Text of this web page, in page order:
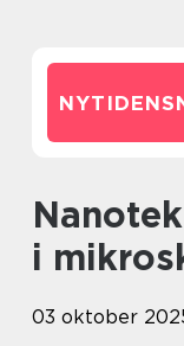
Nanoteknologi: Løsninger
i
03 oktober